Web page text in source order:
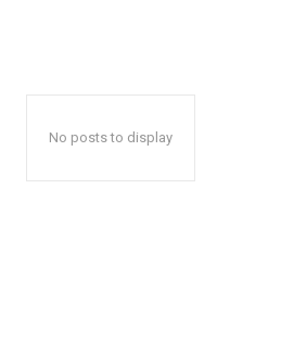
No posts to display